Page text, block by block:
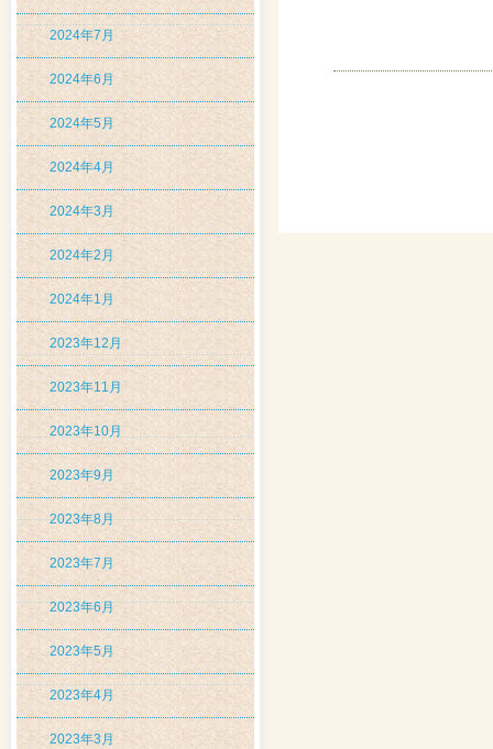
2024年7月
2024年6月
2024年5月
2024年4月
2024年3月
2024年2月
2024年1月
2023年12月
2023年11月
2023年10月
2023年9月
2023年8月
2023年7月
2023年6月
2023年5月
2023年4月
2023年3月